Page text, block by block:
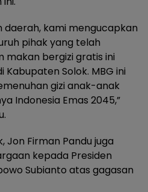
kami mengucapkan
pihak yang telah
makan bergizi gratis ini
Solok. MBG ini
gizi anak-anak
Indonesia Emas 2045,”
Jon Firman Pandu juga
kepada Presiden
Subianto atas gagasan